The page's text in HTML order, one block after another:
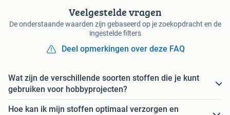
Veelgestelde vragen
De onderstaande waarden zijn gebaseerd op je zoekopdracht en de
ingestelde filters
Deel opmerkingen over deze FAQ
Wat zijn de verschillende soorten stoffen die je kunt
gebruiken voor hobbyprojecten?
Hoe kan ik mijn stoffen optimaal verzorgen en